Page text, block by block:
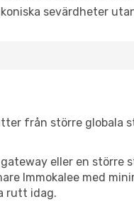
sevärdheter
från större globala
eller en större
Immokalee med
rutt idag.